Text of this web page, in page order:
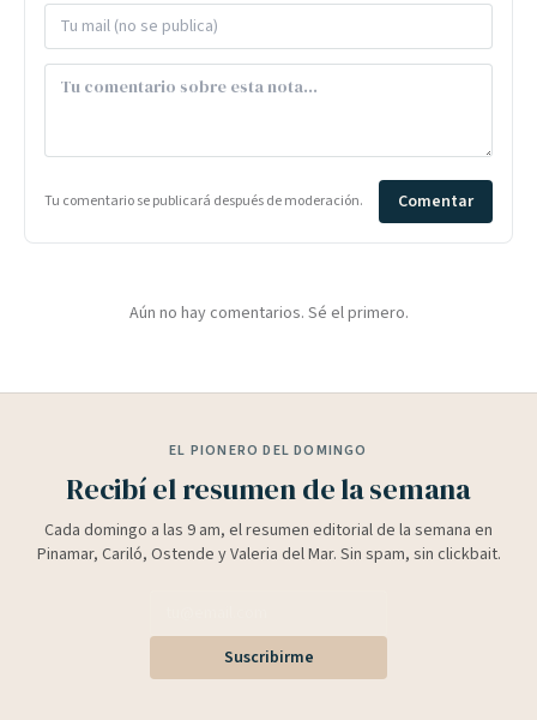
Tu comentario se publicará después de moderación. Comentar
Aún no hay comentarios. Sé el primero.
EL PIONERO DEL DOMINGO
Recibí el resumen de la semana
Cada domingo a las 9 am, el resumen editorial de la semana en
Pinamar, Cariló, Ostende y Valeria del Mar. Sin spam, sin clickbait.
Suscribirme